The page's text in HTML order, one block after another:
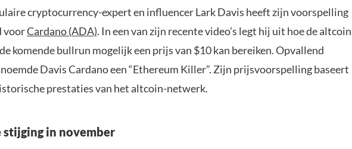
cryptocurrency-expert en influencer Lark Davis heeft zijn voorspelling
voorCardano (ADA). In een van zijn recente video’s legt hij uit hoe de altcoin
komende bullrun mogelijk een prijs van $10 kan bereiken. Opvallend
Davis Cardano een “Ethereum Killer”. Zijn prijsvoorspelling baseert
prestaties van het altcoin-netwerk.
stijging in november